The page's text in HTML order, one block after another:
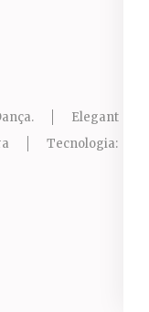
.
Elegant
Tecnologia: